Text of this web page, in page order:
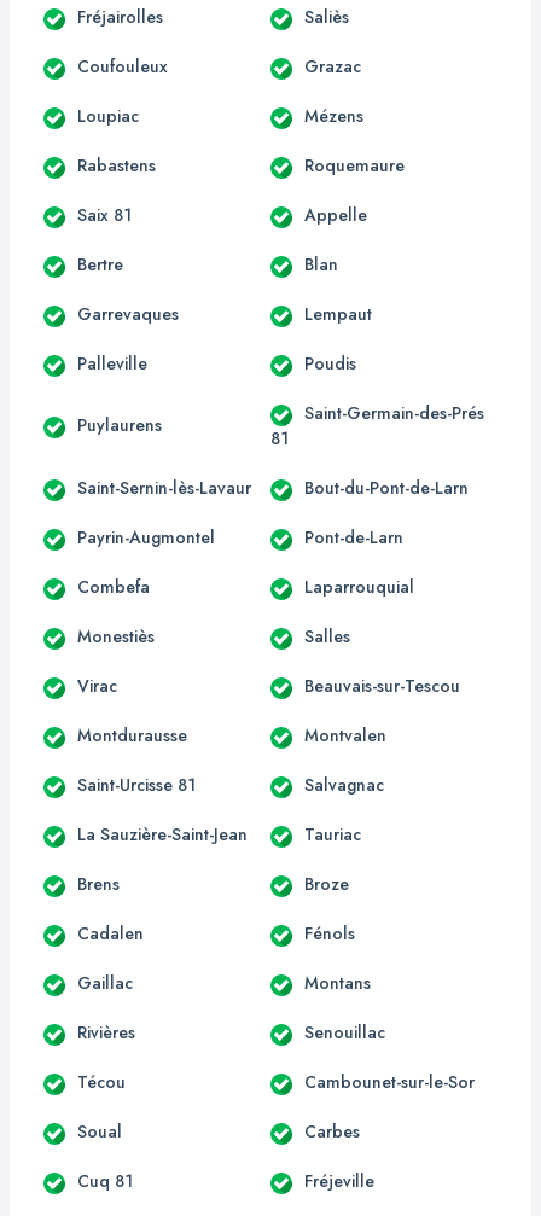
Fréjairolles Saliès
Coufouleux Grazac
Loupiac Mézens
Rabastens Roquemaure
Saix 81 Appelle
Bertre Blan
Garrevaques Lempaut
Palleville Poudis
Puylaurens
Saint-Germain-des-Prés
81
Saint-Sernin-lès-Lavaur Bout-du-Pont-de-Larn
Payrin-Augmontel Pont-de-Larn
Combefa Laparrouquial
Monestiès Salles
Virac Beauvais-sur-Tescou
Montdurausse Montvalen
Saint-Urcisse 81 Salvagnac
La Sauzière-Saint-Jean Tauriac
Brens Broze
Cadalen Fénols
Gaillac Montans
Rivières Senouillac
Técou Cambounet-sur-le-Sor
Soual Carbes
Cuq 81 Fréjeville